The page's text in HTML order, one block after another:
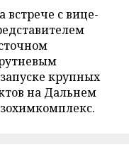
с вице-
крупных
на Дальнем